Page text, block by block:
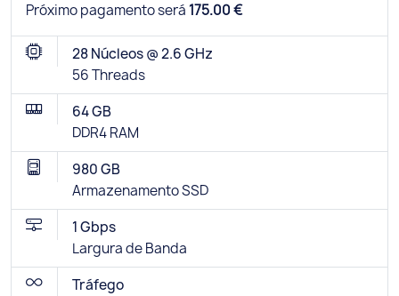
Próximo pagamento será 175.00 €
28 Núcleos @ 2.6 GHz
56 Threads
64 GB
DDR4 RAM
980 GB
Armazenamento SSD
1 Gbps
Largura de Banda
Tráfego